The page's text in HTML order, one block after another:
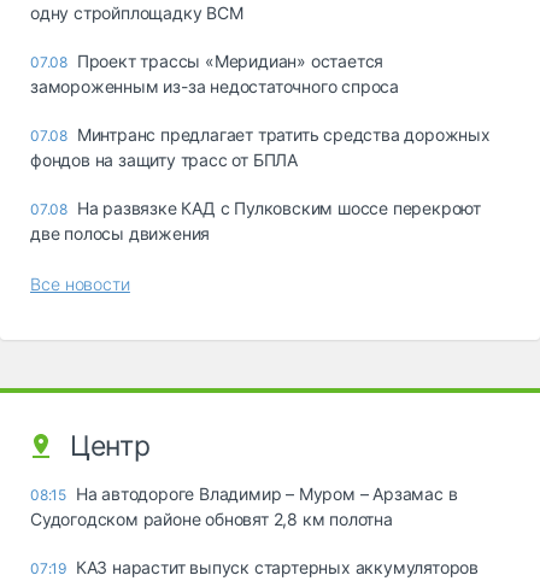
одну стройплощадку ВСМ
07.08 Проект трассы «Меридиан» остается
замороженным из-за недостаточного спроса
07.08 Минтранс предлагает тратить средства дорожных
фондов на защиту трасс от БПЛА
07.08 На развязке КАД с Пулковским шоссе перекроют
две полосы движения
Все новости
Центр
08:15 На автодороге Владимир – Муром – Арзамас в
Судогодском районе обновят 2,8 км полотна
07:19 КАЗ нарастит выпуск стартерных аккумуляторов